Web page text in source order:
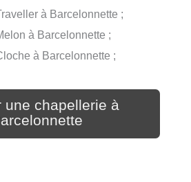
à Barcelonnette ;
à Barcelonnette ;
à Barcelonnette ;
une chapellerie à